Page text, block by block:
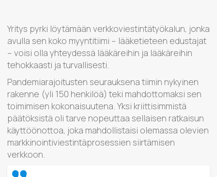
Yritys pyrki löytämään verkkoviestintätyökalun, jonka
avulla sen koko myyntitiimi – lääketieteen edustajat
– voisi olla yhteydessä lääkäreihin ja lääkäreihin
tehokkaasti ja turvallisesti.
Pandemiarajoitusten seurauksena tiimin nykyinen
rakenne (yli 150 henkilöä) teki mahdottomaksi sen
toimimisen kokonaisuutena. Yksi kriittisimmistä
päätöksistä oli tarve nopeuttaa sellaisen ratkaisun
käyttöönottoa, joka mahdollistaisi olemassa olevien
markkinointiviestintäprosessien siirtämisen
verkkoon.